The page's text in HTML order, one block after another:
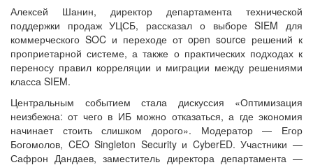
Алексей Шанин, директор департамента технической
поддержки продаж УЦСБ, рассказал о выборе SIEM для
коммерческого SOC и переходе от open source решений к
проприетарной системе, а также о практических подходах к
переносу правил корреляции и миграции между решениями
класса SIEM.
Центральным событием стала дискуссия «Оптимизация
неизбежна: от чего в ИБ можно отказаться, а где экономия
начинает стоить слишком дорого». Модератор — Егор
Богомолов, CEO Singleton Security и CyberED. Участники —
Сафрон Дандаев, заместитель директора департамента —